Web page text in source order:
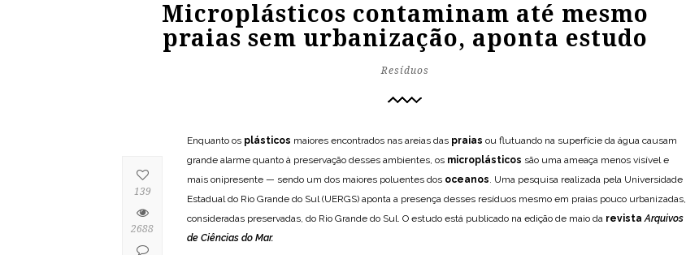
Microplásticos contaminam até mesmo
praias sem urbanização, aponta estudo
Resíduos
Enquanto os plásticos maiores encontrados nas areias das praias ou flutuando na superfície da água causam
grande alarme quanto à preservação desses ambientes, os microplásticos são uma ameaça menos visível e
mais onipresente — sendo um dos maiores poluentes dos oceanos. Uma pesquisa realizada pela Universidade
Estadual do Rio Grande do Sul (UERGS) aponta a presença desses resíduos mesmo em praias pouco urbanizadas,
consideradas preservadas, do Rio Grande do Sul. O estudo está publicado na edição de maio da revistaArquivos
de Ciências do Mar.
139
2688